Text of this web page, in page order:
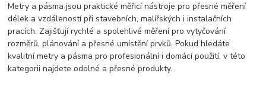
Metry a pásma jsou praktické měřicí nástroje pro přesné měření
délek a vzdáleností při stavebních, malířských i instalačních
pracích. Zajišťují rychlé a spolehlivé měření pro vytyčování
rozměrů, plánování a přesné umístění prvků. Pokud hledáte
kvalitní metry a pásma pro profesionální i domácí použití, v této
kategorii najdete odolné a přesné produkty.